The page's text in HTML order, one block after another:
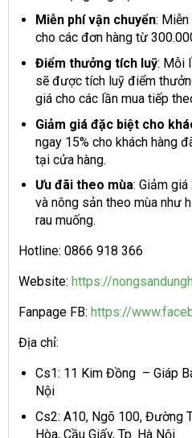
Miễn phí vận chuyển: Miễn
cho các đơn hàng từ
Điểm thưởng tích luỹ: Mỗi
sẽ được tích luỹ điểm
giá cho các lần mua tiếp
Giảm giá đặc biệt cho
ngay 15% cho khách hàng
tại cửa hàng.
Ưu đãi theo mùa: Giảm
và nông sản theo mùa như
rau muống.
Hotline: 0866 918 366
Website: https://
Fanpage FB: https://
Địa chỉ:
Cs1: 11 Kim Đồng – Giáp
Nội
Cs2: A10, Ngõ 100, Đường
Hòa, Cầu Giấy, Tp. Hà Nội